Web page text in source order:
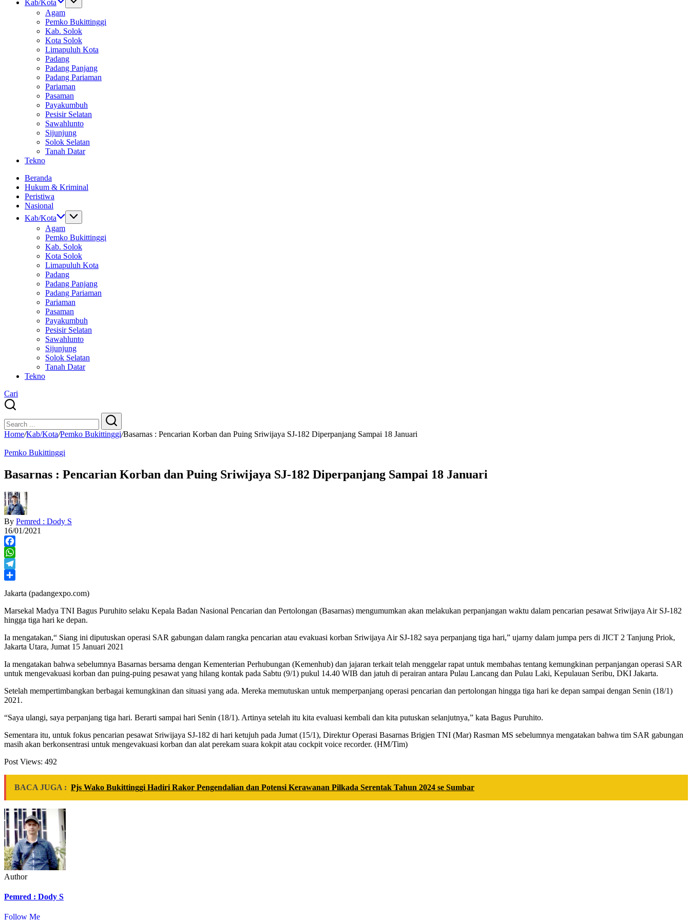
Kab/Kota
Agam
Pemko Bukittinggi
Kab. Solok
Kota Solok
Limapuluh Kota
Padang
Padang Panjang
Padang Pariaman
Pariaman
Pasaman
Payakumbuh
Pesisir Selatan
Sawahlunto
Sijunjung
Solok Selatan
Tanah Datar
Tekno
Beranda
Hukum & Kriminal
Peristiwa
Nasional
Kab/Kota
Agam
Pemko Bukittinggi
Kab. Solok
Kota Solok
Limapuluh Kota
Padang
Padang Panjang
Padang Pariaman
Pariaman
Pasaman
Payakumbuh
Pesisir Selatan
Sawahlunto
Sijunjung
Solok Selatan
Tanah Datar
Tekno
Cari
Search
Search
Home/Kab/Kota/Pemko Bukittinggi/Basarnas : Pencarian Korban dan Puing Sriwijaya SJ-182 Diperpanjang Sampai 18 Januari
Pemko Bukittinggi
Basarnas : Pencarian Korban dan Puing Sriwijaya SJ-182 Diperpanjang Sampai 18 Januari
By Pemred : Dody S
16/01/2021
Facebook
WhatsApp
Telegram
Jakarta (padangexpo.com)
Marsekal Madya TNI Bagus Puruhito selaku Kepala Badan Nasional Pencarian dan Pertolongan (Basarnas) mengumumkan akan melakukan perpanjangan waktu dalam pencarian pesawat Sriwijaya Air SJ-182
hingga tiga hari ke depan.
Ia mengatakan,“ Siang ini diputuskan operasi SAR gabungan dalam rangka pencarian atau evakuasi korban Sriwijaya Air SJ-182 saya perpanjang tiga hari,” ujarny dalam jumpa pers di JICT 2 Tanjung Priok,
Jakarta Utara, Jumat 15 Januari 2021
Ia mengatakan bahwa sebelumnya Basarnas bersama dengan Kementerian Perhubungan (Kemenhub) dan jajaran terkait telah menggelar rapat untuk membahas tentang kemungkinan perpanjangan operasi SAR
untuk mengevakuasi korban dan puing-puing pesawat yang hilang kontak pada Sabtu (9/1) pukul 14.40 WIB dan jatuh di perairan antara Pulau Lancang dan Pulau Laki, Kepulauan Seribu, DKI Jakarta.
Setelah mempertimbangkan berbagai kemungkinan dan situasi yang ada. Mereka memutuskan untuk memperpanjang operasi pencarian dan pertolongan hingga tiga hari ke depan sampai dengan Senin (18/1)
2021.
“Saya ulangi, saya perpanjang tiga hari. Berarti sampai hari Senin (18/1). Artinya setelah itu kita evaluasi kembali dan kita putuskan selanjutnya,” kata Bagus Puruhito.
Sementara itu, untuk fokus pencarian pesawat Sriwijaya SJ-182 di hari ketujuh pada Jumat (15/1), Direktur Operasi Basarnas Brigjen TNI (Mar) Rasman MS sebelumnya mengatakan bahwa tim SAR gabungan
masih akan berkonsentrasi untuk mengevakuasi korban dan alat perekam suara kokpit atau cockpit voice recorder. (HM/Tim)
Post Views: 492
BACA JUGA : Pjs Wako Bukittinggi Hadiri Rakor Pengendalian dan Potensi Kerawanan Pilkada Serentak Tahun 2024 se Sumbar
Author
Pemred : Dody S
Follow Me